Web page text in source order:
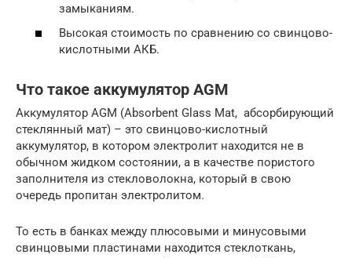
замыканиям.
Высокая стоимость по сравнению со свинцово-
кислотными АКБ.
Что такое аккумулятор AGM
Аккумулятор AGM (Absorbent Glass Mat, абсорбирующий
стеклянный мат) – это свинцово-кислотный
аккумулятор, в котором электролит находится не в
обычном жидком состоянии, а в качестве пористого
заполнителя из стекловолокна, который в свою
очередь пропитан электролитом.
То есть в банках между плюсовыми и минусовыми
свинцовыми пластинами находится стеклоткань,